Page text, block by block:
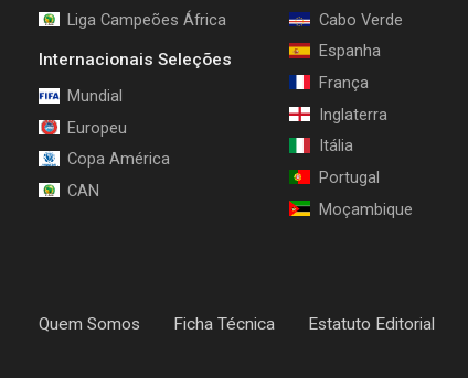
Liga Campeões África
Internacionais Seleções
Mundial
Europeu
Copa América
CAN
Cabo Verde
Espanha
França
Inglaterra
Itália
Portugal
Moçambique
Quem Somos Ficha Técnica Estatuto Editorial